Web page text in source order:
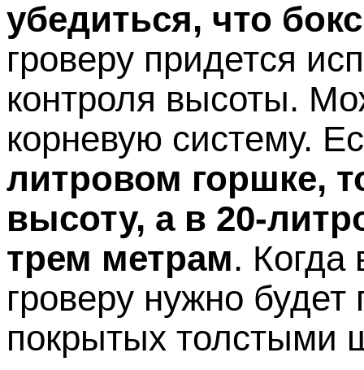
убедиться, что
гроверу придется
контроля высоты.
корневую систему.
литровом горшке,
высоту, а в 20-
трем метрам. Когда
гроверу нужно будет
покрытых толстыми